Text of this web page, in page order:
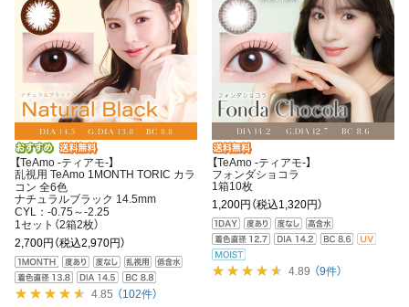
【TeAmo -ティアモ-】
乱視用 TeAmo 1MONTH TORIC カラ
コン 全6色
ナチュラルブラック 14.5mm
CYL：-0.75～-2.25
1セット（2箱2枚）
2,700円 （税込2,970円）
4.85 （102件）
【TeAmo -ティアモ-】
フォンダショコラ
1箱10枚
1,200円 （税込1,320円）
4.89 （9件）